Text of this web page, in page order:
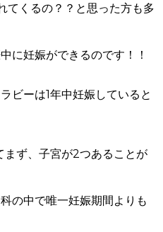
てくるの？？と思った方も多
に妊娠ができるのです！！
ビーは1年中妊娠していると
まず、子宮が2つあることが
の中で唯一妊娠期間よりも